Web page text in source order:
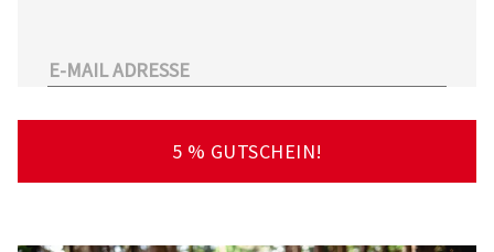
großen Anzahl an Partnertierärzten
finden – deutschlandweit!
5 % GUTSCHEIN!